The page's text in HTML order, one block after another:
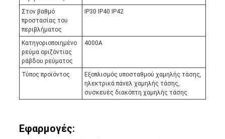
Στον βαθμό
προστασίας του
περιβλήματος
IP30 IP40 IP42
Κατηγοριοποιημένο
ρεύμα οριζόντιας
ράβδου ρεύματος
4000A
Τύπος προϊόντος
Εξοπλισμός υποσταθμού χαμηλής τάσης,
ηλεκτρικά πάνελ χαμηλής τάσης,
συσκευές διακόπτη χαμηλής τάσης
Εφαρμογές: